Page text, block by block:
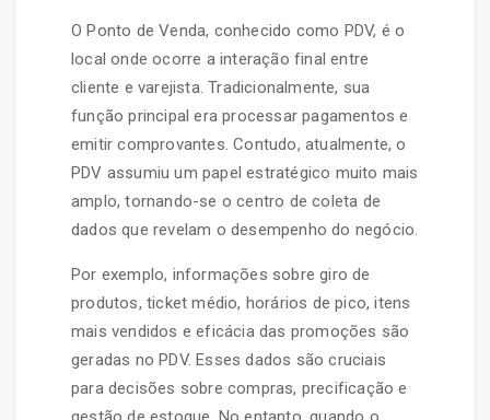
O Ponto de Venda, conhecido como PDV, é o
local onde ocorre a interação final entre
cliente e varejista. Tradicionalmente, sua
função principal era processar pagamentos e
emitir comprovantes. Contudo, atualmente, o
PDV assumiu um papel estratégico muito mais
amplo, tornando-se o centro de coleta de
dados que revelam o desempenho do negócio.
Por exemplo, informações sobre giro de
produtos, ticket médio, horários de pico, itens
mais vendidos e eficácia das promoções são
geradas no PDV. Esses dados são cruciais
para decisões sobre compras, precificação e